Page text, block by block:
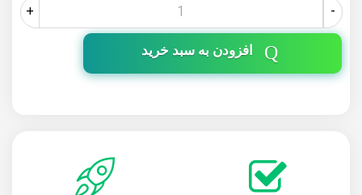
-
+
افزودن به سبد خرید